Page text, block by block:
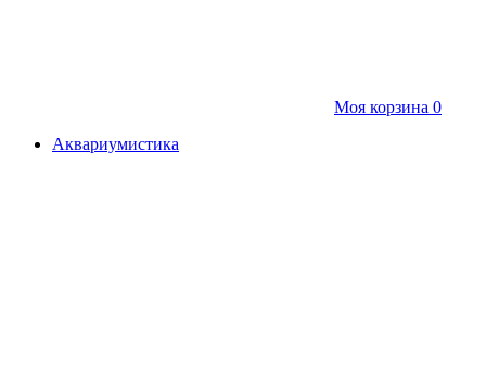
Моя корзина 0
Аквариумистика